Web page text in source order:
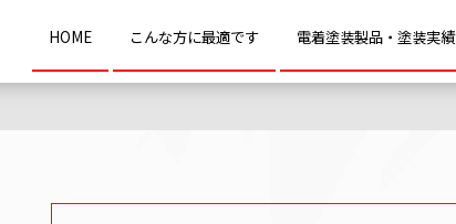
HOME こんな方に最適です 電着塗装製品・塗装実績